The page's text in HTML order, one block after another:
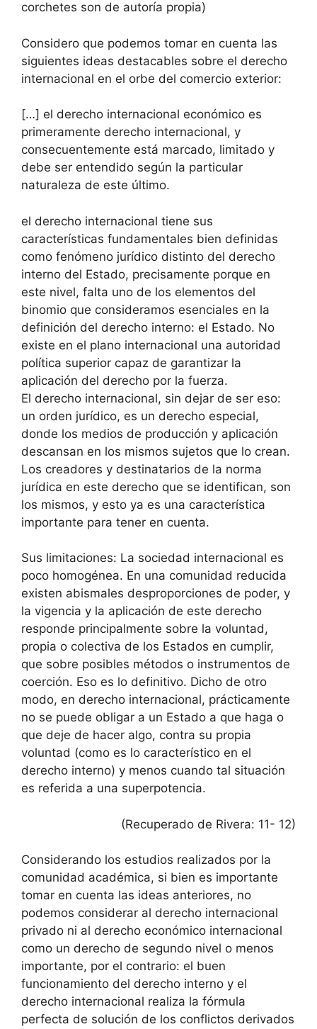
corchetes son de autoría propia)
Considero que podemos tomar en cuenta las
siguientes ideas destacables sobre el derecho
internacional en el orbe del comercio exterior:
[…] el derecho internacional económico es
primeramente derecho internacional, y
consecuentemente está marcado, limitado y
debe ser entendido según la particular
naturaleza de este último.
el derecho internacional tiene sus
características fundamentales bien definidas
como fenómeno jurídico distinto del derecho
interno del Estado, precisamente porque en
este nivel, falta uno de los elementos del
binomio que consideramos esenciales en la
definición del derecho interno: el Estado. No
existe en el plano internacional una autoridad
política superior capaz de garantizar la
aplicación del derecho por la fuerza.
El derecho internacional, sin dejar de ser eso:
un orden jurídico, es un derecho especial,
donde los medios de producción y aplicación
descansan en los mismos sujetos que lo crean.
Los creadores y destinatarios de la norma
jurídica en este derecho que se identifican, son
los mismos, y esto ya es una característica
importante para tener en cuenta.
Sus limitaciones: La sociedad internacional es
poco homogénea. En una comunidad reducida
existen abismales desproporciones de poder, y
la vigencia y la aplicación de este derecho
responde principalmente sobre la voluntad,
propia o colectiva de los Estados en cumplir,
que sobre posibles métodos o instrumentos de
coerción. Eso es lo definitivo. Dicho de otro
modo, en derecho internacional, prácticamente
no se puede obligar a un Estado a que haga o
que deje de hacer algo, contra su propia
voluntad (como es lo característico en el
derecho interno) y menos cuando tal situación
es referida a una superpotencia.
(Recuperado de Rivera: 11- 12)
Considerando los estudios realizados por la
comunidad académica, si bien es importante
tomar en cuenta las ideas anteriores, no
podemos considerar al derecho internacional
privado ni al derecho económico internacional
como un derecho de segundo nivel o menos
importante, por el contrario: el buen
funcionamiento del derecho interno y el
derecho internacional realiza la fórmula
perfecta de solución de los conflictos derivados